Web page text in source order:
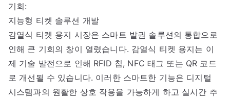
기회:
지능형 티켓 솔루션 개발
감열식 티켓 용지 시장은 스마트 발권 솔루션의 통합으로
인해 큰 기회의 창이 열렸습니다. 감열식 티켓 용지는 이
제 기술 발전으로 인해 RFID 칩, NFC 태그 또는 QR 코드
로 개선될 수 있습니다. 이러한 스마트한 기능은 디지털
시스템과의 원활한 상호 작용을 가능하게 하고 실시간 추